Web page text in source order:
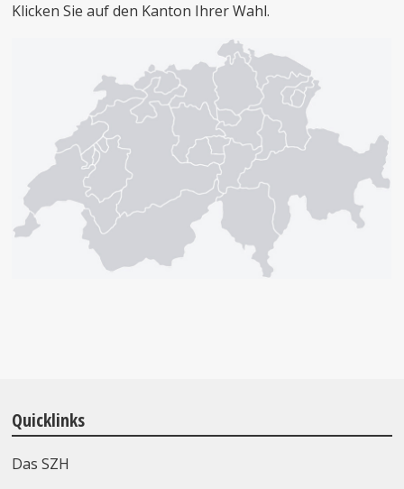
Klicken Sie auf den Kanton Ihrer Wahl.
Quicklinks
Das SZH